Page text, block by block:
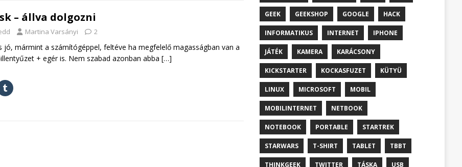
– állva dolgozni
Martina Varsányi 2
jó, mármint a számítógéppel, feltéve ha megfelelő magasságban van a
+ egér is. Nem szabad azonban abba […]
GEEK GEEKSHOP GOOGLE HACK
INFORMATIKUS INTERNET IPHONE
JÁTÉK KAMERA KARÁCSONY
KICKSTARTER KOCKASFUZET KÜTYÜ
LINUX MICROSOFT MOBIL
MOBILINTERNET NETBOOK
NOTEBOOK PORTABLE STARTREK
STARWARS T-SHIRT TABLET TBBT
THINKGEEK TWITTER TÁSKA USB